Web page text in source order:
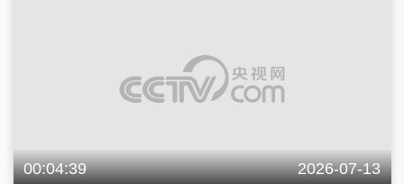
00:04:39 2026-07-13